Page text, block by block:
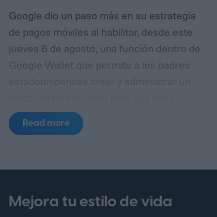
Google dio un paso más en su estrategia
de pagos móviles al habilitar, desde este
jueves 6 de agosto, una función dentro de
Google Wallet que permite a los padres
menores de 18 años. La novedad llega justo
antes del regreso a clases, un período en el
tradicional. De acuerdo con Lisa Yokoyama,
directora de gestión de producto de
Read more
Mejora tu estilo de vida